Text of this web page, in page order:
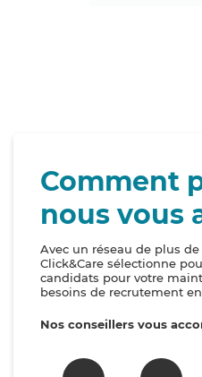
Comment
nous vous
Avec un réseau de plus
Click&Care sélectionne
candidats pour votre
besoins de recrutement
Nos conseillers vous